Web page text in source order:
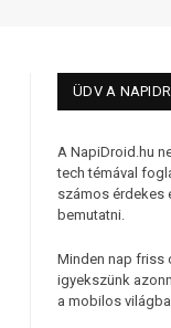
ÜDV A
A NapiDroid.hu
tech témával
számos érdekes
bemutatni.
Minden nap friss
igyekszünk
a mobilos